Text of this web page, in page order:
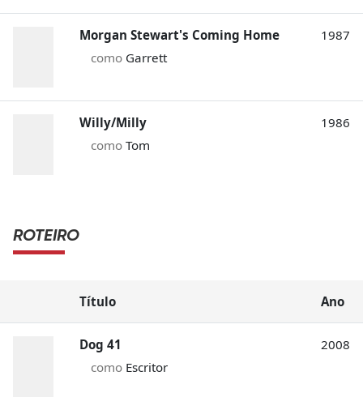
Morgan Stewart's Coming Home
como Garrett
1987
Willy/Milly
como Tom
1986
ROTEIRO
Título Ano
Dog 41
como Escritor
2008